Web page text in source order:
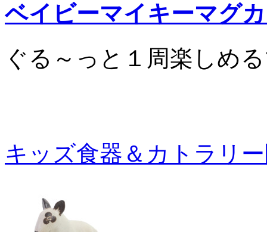
ベイビーマイキーマグ
ぐる～っと１周楽しめ
キッズ食器＆カトラリー